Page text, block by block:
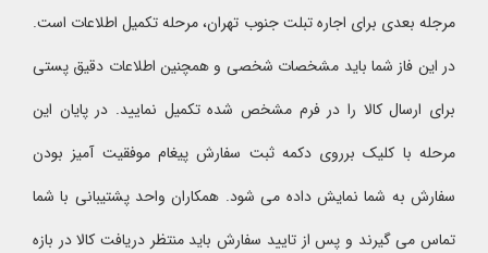
مرجله بعدی برای اجاره تبلت جنوب تهران، مرحله تکمیل اطلاعات است.
در این فاز شما باید مشخصات شخصی و همچنین اطلاعات دقیق پستی
برای ارسال کالا را در فرم مشخص شده تکمیل نمایید. در پایان این
مرحله با کلیک برروی دکمه ثبت سفارش پیغام موفقیت آمیز بودن
سفارش به شما نمایش داده می شود. همکاران واحد پشتیبانی با شما
تماس می گیرند و پس از تایید سفارش باید منتظر دریافت کالا در بازه